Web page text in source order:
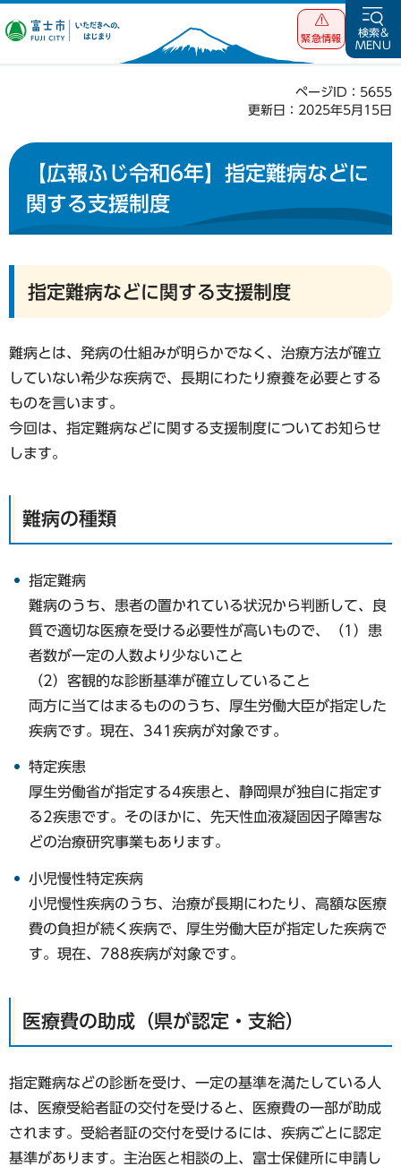
富士市 いただ
緊急情報
検索&
MENU
ページID：5655
更新日：2025年5月15日
【広報ふじ令和6年】指定難病などに
関する支援制度
指定難病などに関する支援制度
難病とは、発病の仕組みが明らかでなく、治療方法が確立
していない希少な疾病で、長期にわたり療養を必要とする
ものを言います。
今回は、指定難病などに関する支援制度についてお知らせ
します。
難病の種類
指定難病
難病のうち、患者の置かれている状況から判断して、良
質で適切な医療を受ける必要性が高いもので、（1）患
者数が一定の人数より少ないこと
（2）客観的な診断基準が確立していること
両方に当てはまるもののうち、厚生労働大臣が指定した
疾病です。現在、341疾病が対象です。
特定疾患
厚生労働省が指定する4疾患と、静岡県が独自に指定す
る2疾患です。そのほかに、先天性血液凝固因子障害な
どの治療研究事業もあります。
小児慢性特定疾病
小児慢性疾病のうち、治療が長期にわたり、高額な医療
費の負担が続く疾病で、厚生労働大臣が指定した疾病で
す。現在、788疾病が対象です。
医療費の助成（県が認定・支給）
指定難病などの診断を受け、一定の基準を満たしている人
は、医療受給者証の交付を受けると、医療費の一部が助成
されます。受給者証の交付を受けるには、疾病ごとに認定
基準があります。主治医と相談の上、富士保健所に申請し